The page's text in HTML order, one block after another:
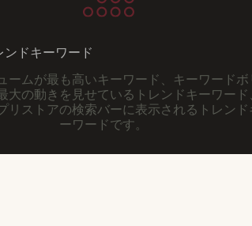
ンドキーワード
ームが最も高いキーワード、キーワードボ
大の動きを見せているトレンドキーワード
リストアの検索バーに表示されるトレンド
ーワードです。